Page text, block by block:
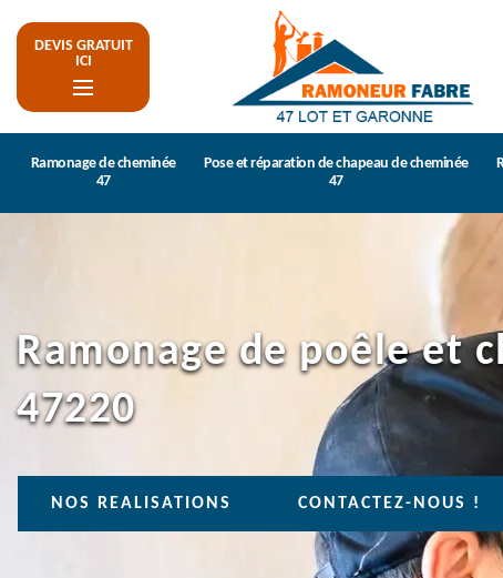
DEVIS GRATUIT
ICI
Ramonage de cheminée
47
Pose et réparation de chapeau de cheminée
47
Ramonage de poêle et
47220
NOS REALISATIONS CONTACTEZ-NOUS !